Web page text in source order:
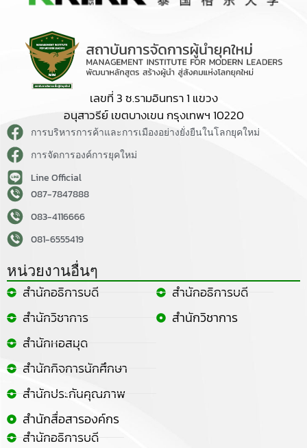
เลขที่ 3 ซ.รามอินทรา 1 แขวง
อนุสาวรีย์ เขตบางเขน กรุงเทพฯ 10220
การบริหารการค้าและการเมืองอย่างยั่งยืนในโลกยุคใหม่
การจัดการองค์การยุคใหม่
Line Official
087-7847888
083-4116666
081-6555419
หน่วยงานอื่นๆ
สำนักอธิการบดี
สำนักวิชาการ
สำนักหอสมุด
สำนักกิจการนักศึกษา
สำนักประกันคุณภาพ
สำนักสื่อสารองค์กร
สำนักอธิการบดี
สำนักวิชาการ
สำนักอธิการบดี